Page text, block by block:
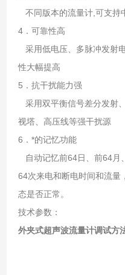
不同版本的流量计,可支持
4．可靠性高
采用低电压、多脉冲发射
性大幅提高
5．抗干扰能力强
采用双平衡信号差分发射
视塔、高压线等强干扰源
6．*的记忆功能
自动记忆前64日、前64月
64次来电和断电时间和流量
态是否正常。
技术参数：
外夹式超声波流量计调试方